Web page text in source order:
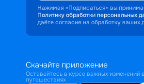
Нажимая «Подписаться» вы
Политику обработки персональных
даёте согласие на обработку ваших
Скачайте приложение
Оставайтесь в курсе важных изменений
путешествиях